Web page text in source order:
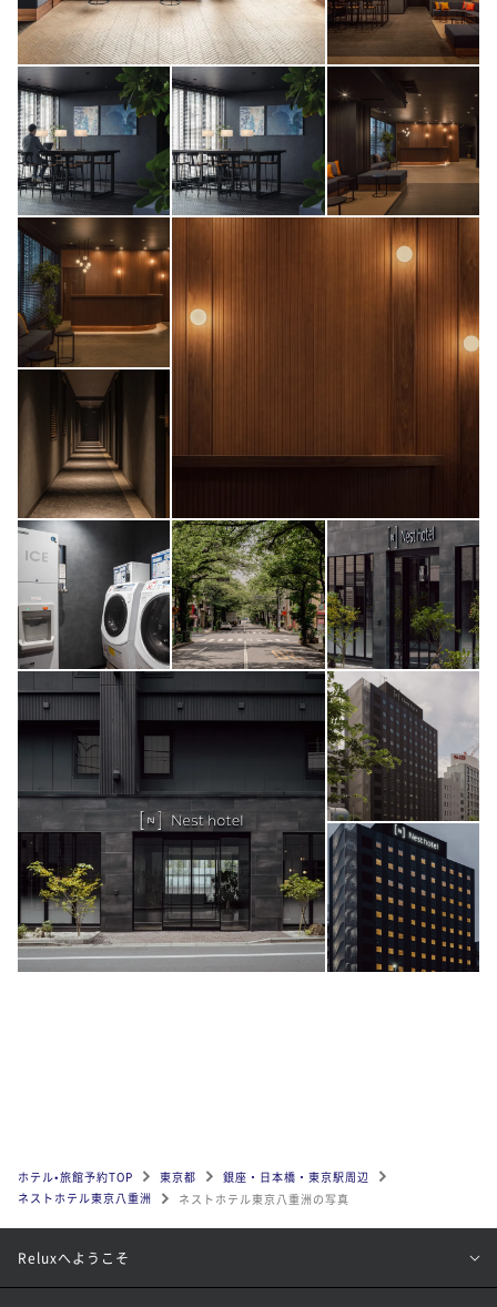
ホテル•旅館予約TOP 東京都
銀座・日本橋・東京駅周辺
ネストホテル東京八重洲
ネストホテル東京八重洲の写真
Reluxへようこそ